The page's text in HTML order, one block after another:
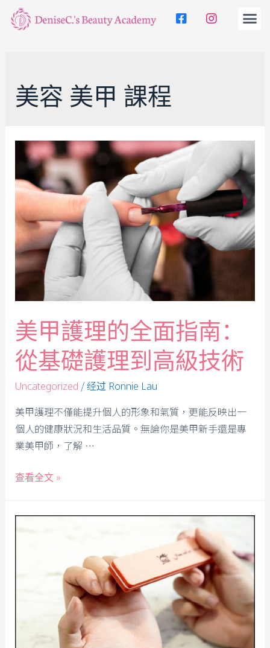
美容 美甲 課程
美甲護理的全面指南：
從基礎護理到高級技術
Uncategorized / 经过 Ronnie Lau
美甲護理不僅能提升個人的形象和氣質，更能反映出一
個人的健康狀況和生活品質。無論你是美甲新手還是專
業美甲師，了解 …
查看全文 »